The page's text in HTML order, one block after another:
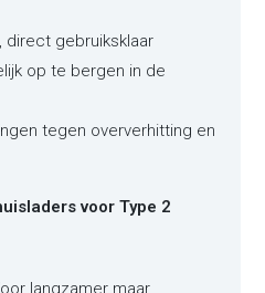
direct gebruiksklaar
op te bergen in de
tegen oververhitting en
voor Type 2
langzamer maar